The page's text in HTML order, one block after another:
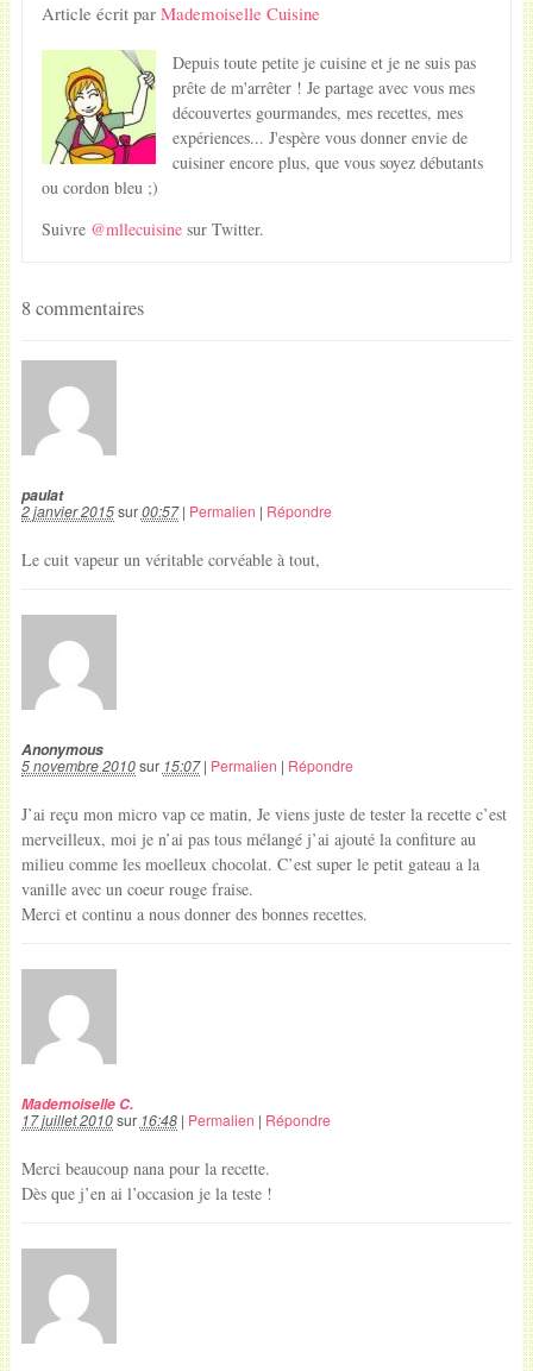
Article écrit parMademoiselle Cuisine
Depuis toute petite je cuisine et je ne suis pas
prête de m'arrêter ! Je partage avec vous mes
découvertes gourmandes, mes recettes, mes
expériences... J'espère vous donner envie de
cuisiner encore plus, que vous soyez débutants
ou cordon bleu ;)
Suivre @mllecuisine sur Twitter.
8 commentaires
paulat
2 janvier 2015sur00:57| Permalien | Répondre
Le cuit vapeur un véritable corvéable à tout,
Anonymous
5 novembre 2010sur 15:07| Permalien | Répondre
J’ai reçu mon micro vap ce matin, Je viens juste de tester la recette c’est
merveilleux, moi je n’ai pas tous mélangé j’ai ajouté la confiture au
milieu comme les moelleux chocolat. C’est super le petit gateau a la
vanille avec un coeur rouge fraise.
Merci et continu a nous donner des bonnes recettes.
Mademoiselle C.
17 juillet 2010sur 16:48| Permalien | Répondre
Merci beaucoup nana pour la recette.
Dès que j’en ai l’occasion je la teste !